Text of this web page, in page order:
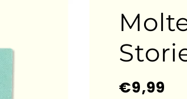
Prezzo
€9,99